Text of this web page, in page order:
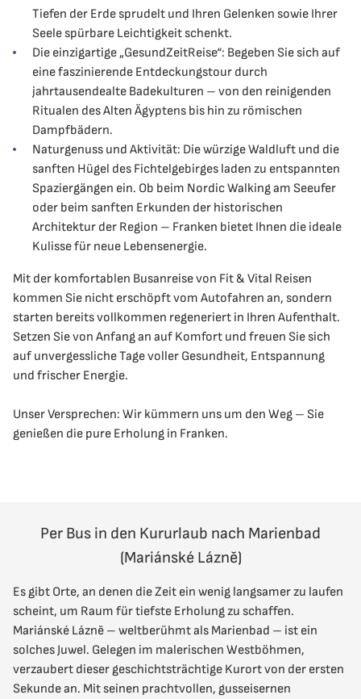
Tiefen der Erde sprudelt und Ihren Gelenken sowie Ihrer
Seele spürbare Leichtigkeit schenkt.
Die einzigartige „GesundZeitReise“: Begeben Sie sich auf
eine faszinierende Entdeckungstour durch
jahrtausendealte Badekulturen – von den reinigenden
Ritualen des Alten Ägyptens bis hin zu römischen
Dampfbädern.
Naturgenuss und Aktivität: Die würzige Waldluft und die
sanften Hügel des Fichtelgebirges laden zu entspannten
Spaziergängen ein. Ob beim Nordic Walking am Seeufer
oder beim sanften Erkunden der historischen
Architektur der Region – Franken bietet Ihnen die ideale
Kulisse für neue Lebensenergie.
Mit der komfortablen Busanreise von Fit & Vital Reisen
kommen Sie nicht erschöpft vom Autofahren an, sondern
starten bereits vollkommen regeneriert in Ihren Aufenthalt.
Setzen Sie von Anfang an auf Komfort und freuen Sie sich
auf unvergessliche Tage voller Gesundheit, Entspannung
und frischer Energie.
Unser Versprechen: Wir kümmern uns um den Weg – Sie
genießen die pure Erholung in Franken.
Per Bus in den Kururlaub nach Marienbad
(Mariánské Lázně)
Es gibt Orte, an denen die Zeit ein wenig langsamer zu laufen
scheint, um Raum für tiefste Erholung zu schaffen.
Mariánské Lázně – weltberühmt als Marienbad – ist ein
solches Juwel. Gelegen im malerischen Westböhmen,
verzaubert dieser geschichtsträchtige Kurort von der ersten
Sekunde an. Mit seinen prachtvollen, gusseisernen